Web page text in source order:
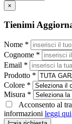
×
Tienimi
Nome *
Cognome *
Email *
Prodotto *
Colore *
Misura *
Acconsento al
informazioni leggi qui